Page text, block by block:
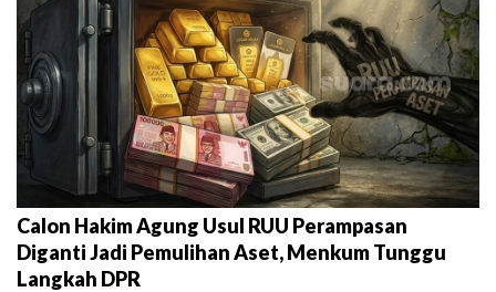
Calon Hakim Agung Usul RUU Perampasan
Diganti Jadi Pemulihan Aset, Menkum Tunggu
Langkah DPR